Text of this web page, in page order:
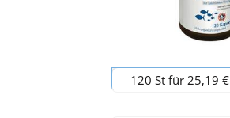
120 St für 25,19 €